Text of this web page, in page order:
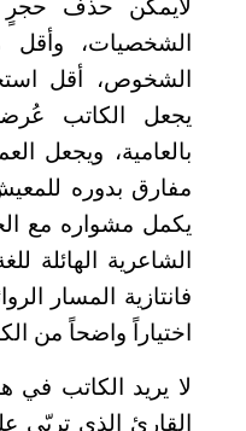
لايمكن حذف
الشخصيات،
الشخوص، أقل
يجعل الكاتب
بالعامية، ويجعل
مفارق بدوره
يكمل مشواره مع
الشاعرية الهائلة
فانتازية المسار
اختياراً واضحاً من
لا يريد الكاتب
القارئ الذي تربّى